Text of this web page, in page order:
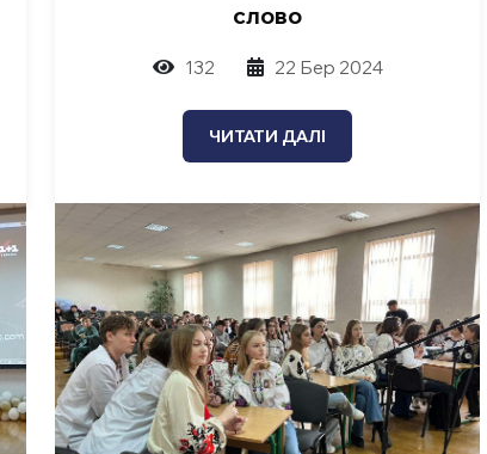
слово
132 22 Бер 2024
ЧИТАТИ ДАЛІ